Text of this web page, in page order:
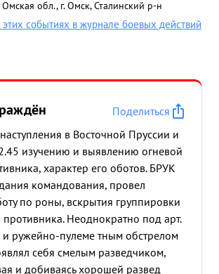
обл., г. Омск, Сталинский р-н
этих событиях в журнале боевых действий
Поделиться
в Восточной Пруссии и
изучению и выявлению огневой
характер его оботов. БРУК
командования, провел
по роны, вскрытия группировки
Неоднократно под арт.
ружейно-пулеме тным обстрелом
себя смелым разведчиком,
и добиваясь хорошей развед